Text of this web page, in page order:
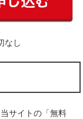
なし
サイトの「無料